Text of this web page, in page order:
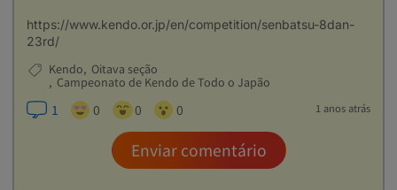
https://www.kendo.or.jp/en/competition/senbatsu-8dan-
23rd/
Kendo Oitava seção
Campeonato de Kendo de Todo o Japão
1 0 0 0 1 anos atrás
Enviar comentário